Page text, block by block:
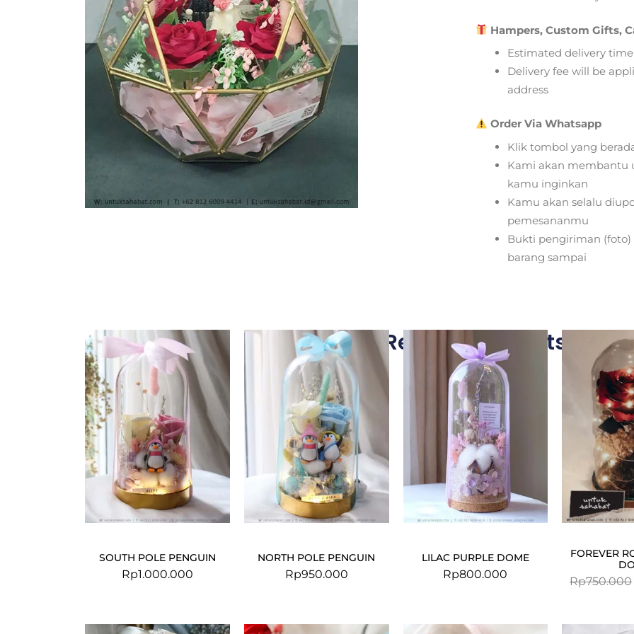
Hampers, Custom Gifts,
Estimated delivery
Delivery fee will be
address
Order Via Whatsapp
Klik tombol yang
Kami akan membantu
kamu inginkan
Kamu akan selalu
pemesananmu
Bukti pengiriman
barang sampai
Related Products
SOUTH POLE PENGUIN
Rp1.000.000
NORTH POLE PENGUIN
Rp950.000
LILAC PURPLE DOME
Rp800.000
FOREVER
Rp750.000
Original
Current